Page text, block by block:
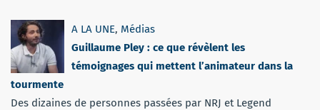
A LA UNE, Médias
Guillaume Pley : ce que révèlent les
témoignages qui mettent l’animateur dans la
tourmente
Des dizaines de personnes passées par NRJ et Legend